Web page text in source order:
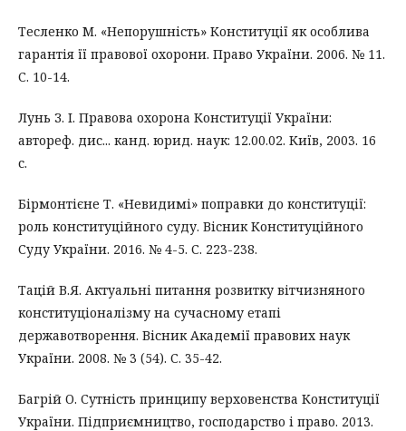
Тесленко М. «Непорушність» Конституції як особлива
гарантія її правової охорони. Право України. 2006. № 11.
С. 10-14.
Лунь З. І. Правова охорона Конституції України:
автореф. дис... канд. юрид. наук: 12.00.02. Київ, 2003. 16
с.
Бірмонтієне Т. «Невидимі» поправки до конституції:
роль конституційного суду. Вісник Конституційного
Суду України. 2016. № 4-5. С. 223-238.
Тацій В.Я. Актуальні питання розвитку вітчизняного
конституціоналізму на сучасному етапі
державотворення. Вісник Академії правових наук
України. 2008. № 3 (54). С. 35-42.
Багрій О. Сутність принципу верховенства Конституції
України. Підприємництво, господарство і право. 2013.